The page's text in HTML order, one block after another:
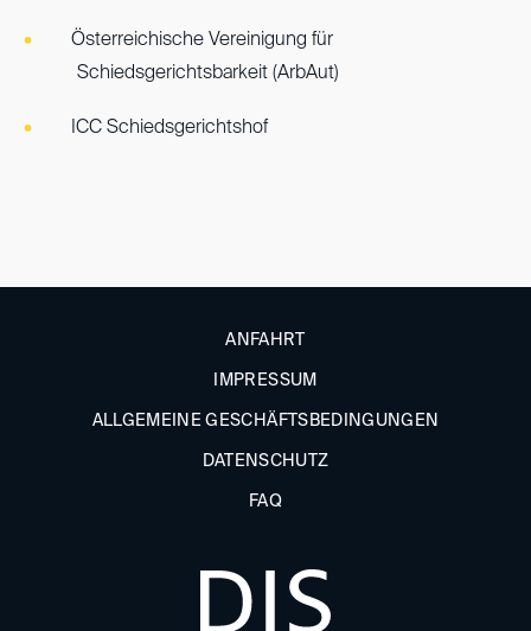
Österreichische Vereinigung für
Schiedsgerichtsbarkeit (ArbAut)
ICC Schiedsgerichtshof
ANFAHRT
IMPRESSUM
ALLGEMEINE GESCHÄFTSBEDINGUNGEN
DATENSCHUTZ
FAQ